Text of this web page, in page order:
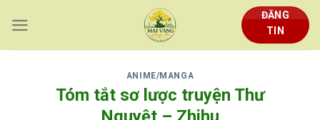
content
ĐĂNG
TIN
ANIME/MANGA
Tóm tắt sơ lược truyện Thư